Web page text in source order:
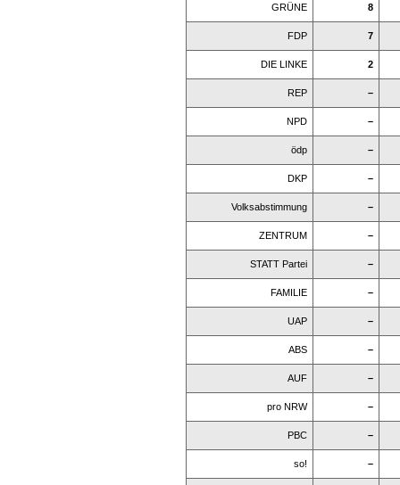
GRÜNE 8
FDP 7
DIE LINKE 2
REP –
NPD –
ödp –
DKP –
Volksabstimmung –
ZENTRUM –
STATT Partei –
FAMILIE –
UAP –
ABS –
AUF –
pro NRW –
PBC –
so! –